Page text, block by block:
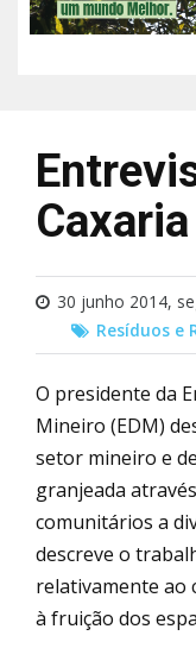
Caxaria
30 junho 2014,
Resíduos e
O presidente da
Mineiro (EDM)
setor mineiro e
granjeada
comunitários a
descreve o
relativamente ao
à fruição dos